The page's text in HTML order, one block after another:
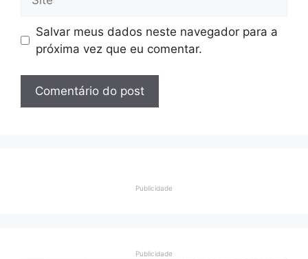
Salvar meus dados neste navegador para a
próxima vez que eu comentar.
Publicidade
Publicidade